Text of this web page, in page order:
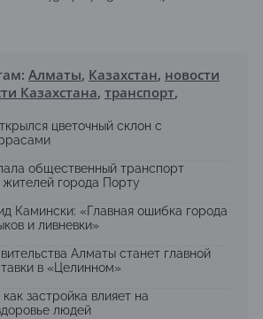
Алматы, Казахстан, новости
Казахстана, транспорт,
цветочный склон с
общественный транспорт
города Порту
Камински: «Главная ошибка города
и ливневки»
Алматы станет главной
в «Целинном»
застройка влияет на
людей